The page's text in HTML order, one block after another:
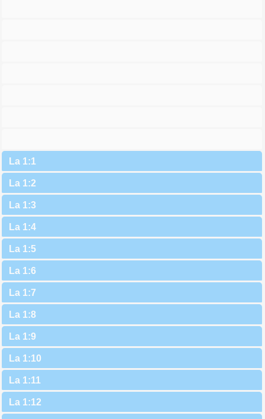
La 1:1
La 1:2
La 1:3
La 1:4
La 1:5
La 1:6
La 1:7
La 1:8
La 1:9
La 1:10
La 1:11
La 1:12